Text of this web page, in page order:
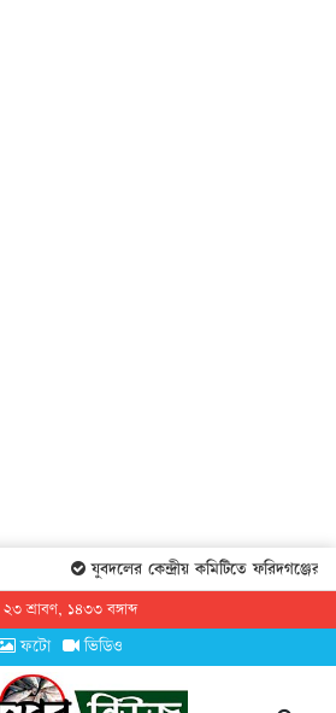
যুবদলের কেন্দ্রীয় কমিটিতে ফরিদগঞ্জের
শ্রাবণ, ১৪৩৩ বঙ্গাব্দ
ফটো ভিডিও